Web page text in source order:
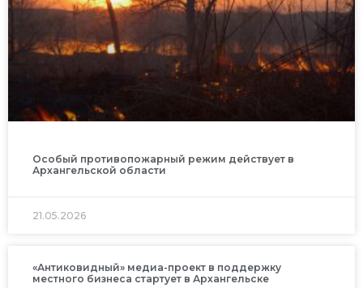
Особый противопожарный режим действует в
Архангельской области
21.05.2026
«Антиковидный» медиа-проект в поддержку
местного бизнеса стартует в Архангельске